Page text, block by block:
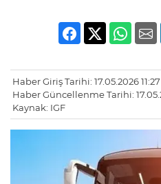
Haber Giriş Tarihi: 17.05.2026 11:27
Haber Güncellenme Tarihi:
Kaynak: IGF